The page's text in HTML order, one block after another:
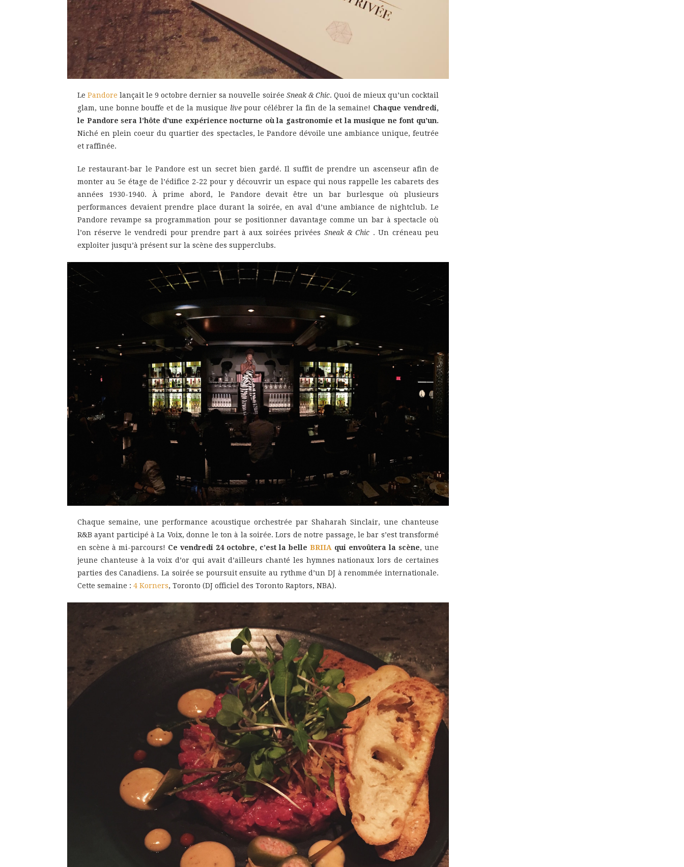
LePandore lançait le 9 octobre dernier sa nouvelle soirée Sneak & Chic. Quoi de mieux qu’un cocktail
glam, une bonne bouffe et de la musique livepour célébrer la fin de la semaine! Chaque vendredi,
le Pandore sera l’hôte d’une expérience nocturne où la gastronomie et la musique ne font qu’un.
Niché en plein coeur du quartier des spectacles, le Pandore dévoile une ambiance unique, feutrée
et raffinée.
Le restaurant-bar le Pandore est un secret bien gardé. Il suffit de prendre un ascenseur afin de
monter au 5e étage de l’édifice 2-22 pour y découvrir un espace qui nous rappelle les cabarets des
années 1930-1940. À prime abord, le Pandore devait être un bar burlesque où plusieurs
performances devaient prendre place durant la soirée, en aval d’une ambiance de nightclub. Le
Pandore revampe sa programmation pour se positionner davantage comme un bar à spectacle où
l’on réserve le vendredi pour prendre part à aux soirées privées Sneak & Chic . Un créneau peu
exploiter jusqu’à présent sur la scène des supperclubs.
Chaque semaine, une performance acoustique orchestrée par Shaharah Sinclair, une chanteuse
R&B ayant participé à La Voix, donne le ton à la soirée. Lors de notre passage, le bar s’est transformé
en scène à mi-parcours! Ce vendredi 24 octobre, c’est la belle BRIIA qui envoûtera la scène, une
jeune chanteuse à la voix d’or qui avait d’ailleurs chanté les hymnes nationaux lors de certaines
parties des Canadiens. La soirée se poursuit ensuite au rythme d’un DJ à renommée internationale.
Cette semaine : 4 Korners, Toronto (DJ officiel des Toronto Raptors, NBA).